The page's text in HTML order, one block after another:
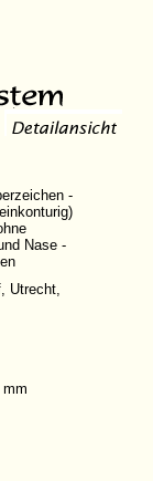
-
Nase -
Utrecht,
mm